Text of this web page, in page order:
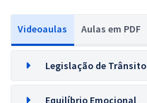
Videoaulas Aulas em PDF
Legislação de Trânsito
Equilíbrio Emocional